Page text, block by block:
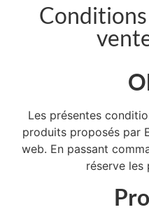
Les présentes
produits proposés par
web. En passant
réserve les